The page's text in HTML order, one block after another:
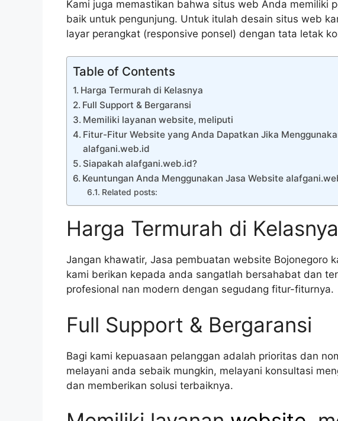
Kami juga memastikan bahwa situs web Anda memiliki
baik untuk pengunjung. Untuk itulah desain situs web
layar perangkat (responsive ponsel) dengan tata letak
Table of Contents
Harga Termurah di Kelasnya
Full Support & Bergaransi
Memiliki layanan website, meliputi
Fitur-Fitur Website yang Anda Dapatkan Jika
alafgani.web.id
Siapakah alafgani.web.id?
Keuntungan Anda Menggunakan Jasa Website
Related posts:
Harga Termurah di Kelasnya
Jangan khawatir, Jasa pembuatan website Bojonegoro
kami berikan kepada anda sangatlah bersahabat dan
profesional nan modern dengan segudang fitur-fiturnya.
Full Support & Bergaransi
Bagi kami kepuasaan pelanggan adalah prioritas dan
melayani anda sebaik mungkin, melayani konsultasi
dan memberikan solusi terbaiknya.